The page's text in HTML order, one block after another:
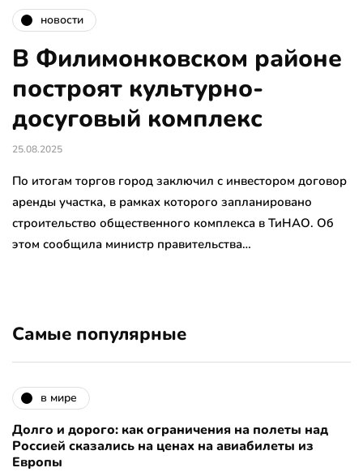
новости
В Филимонковском районе
построят культурно-
досуговый комплекс
25.08.2025
По итогам торгов город заключил с инвестором договор
аренды участка, в рамках которого запланировано
строительство общественного комплекса в ТиНАО. Об
этом сообщила министр правительства…
Самые популярные
в мире
Долго и дорого: как ограничения на полеты над
Россией сказались на ценах на авиабилеты из
Европы